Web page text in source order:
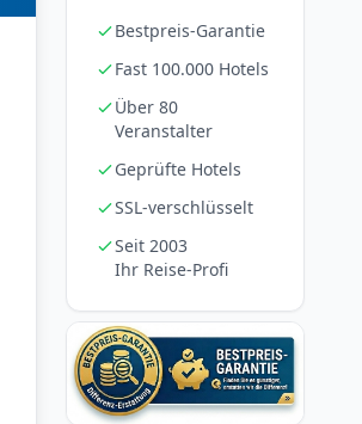
Bestpreis-Garantie
Fast 100.000 Hotels
Über 80
Veranstalter
Geprüfte Hotels
SSL-verschlüsselt
Seit 2003
Ihr Reise-Profi